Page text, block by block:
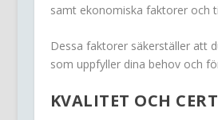
samt ekonomiska faktorer och
Dessa faktorer säkerställer att
som uppfyller dina behov och
KVALITET OCH